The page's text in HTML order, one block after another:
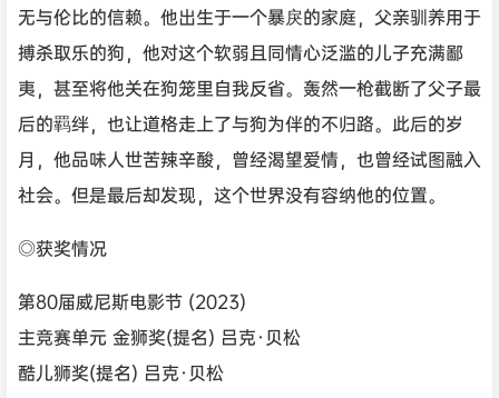
无与伦比的信赖。他出生于一个暴戾的家庭，父亲驯养用于
搏杀取乐的狗，他对这个软弱且同情心泛滥的儿子充满鄙
夷，甚至将他关在狗笼里自我反省。轰然一枪截断了父子最
后的羁绊，也让道格走上了与狗为伴的不归路。此后的岁
月，他品味人世苦辣辛酸，曾经渴望爱情，也曾经试图融入
社会。但是最后却发现，这个世界没有容纳他的位置。
◎获奖情况
第80届威尼斯电影节 (2023)
主竞赛单元 金狮奖(提名) 吕克·贝松
酷儿狮奖(提名) 吕克·贝松